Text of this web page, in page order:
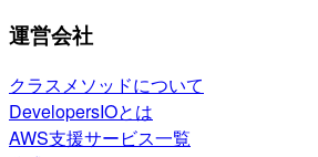
運営会社
クラスメソッドについて
DevelopersIOとは
AWS支援サービス一覧